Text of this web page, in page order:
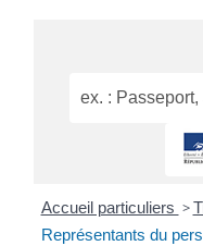
Accueil particuliers >
Représentants du